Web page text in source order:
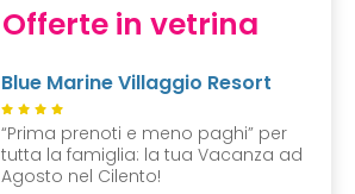
Offerte in vetrina
Blue Marine Villaggio Resort
“Prima prenoti e meno paghi” per
tutta la famiglia: la tua Vacanza ad
Agosto nel Cilento!